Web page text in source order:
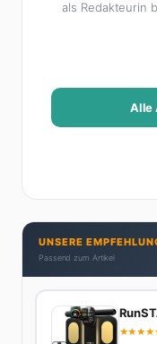
als Redakteurin
Als Lifestyle-
das Leben
Reise-
Ihre
Brunch-Spot der
auf echter
zweimal
Alle
UNSERE
Passend zum Artikel
★★★★